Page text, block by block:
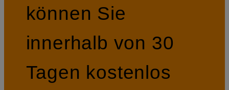
können Sie
innerhalb von 30
Tagen kostenlos